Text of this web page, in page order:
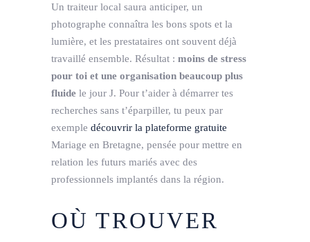
Un traiteur local saura anticiper, un
photographe connaîtra les bons spots et la
lumière, et les prestataires ont souvent déjà
travaillé ensemble. Résultat : moins de stress
pour toi et une organisation beaucoup plus
fluide le jour J. Pour t’aider à démarrer tes
recherches sans t’éparpiller, tu peux par
exemple découvrir la plateforme gratuite
Mariage en Bretagne, pensée pour mettre en
relation les futurs mariés avec des
professionnels implantés dans la région.
OÙ TROUVER